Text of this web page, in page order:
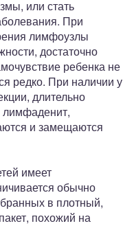
или стать
При
лимфоузлы
достаточно
ребенка не
редко. При наличии у
длительно
и замещаются
имеет
обычно
в плотный,
похожий на